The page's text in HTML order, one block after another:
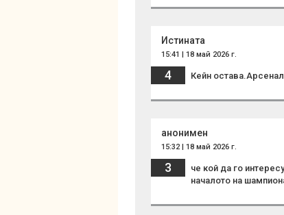
Истината
15:41 | 18 май 2026 г.
4 Кейн
анонимен
15:32 | 18 май 2026 г.
3
че кой да го
началото на